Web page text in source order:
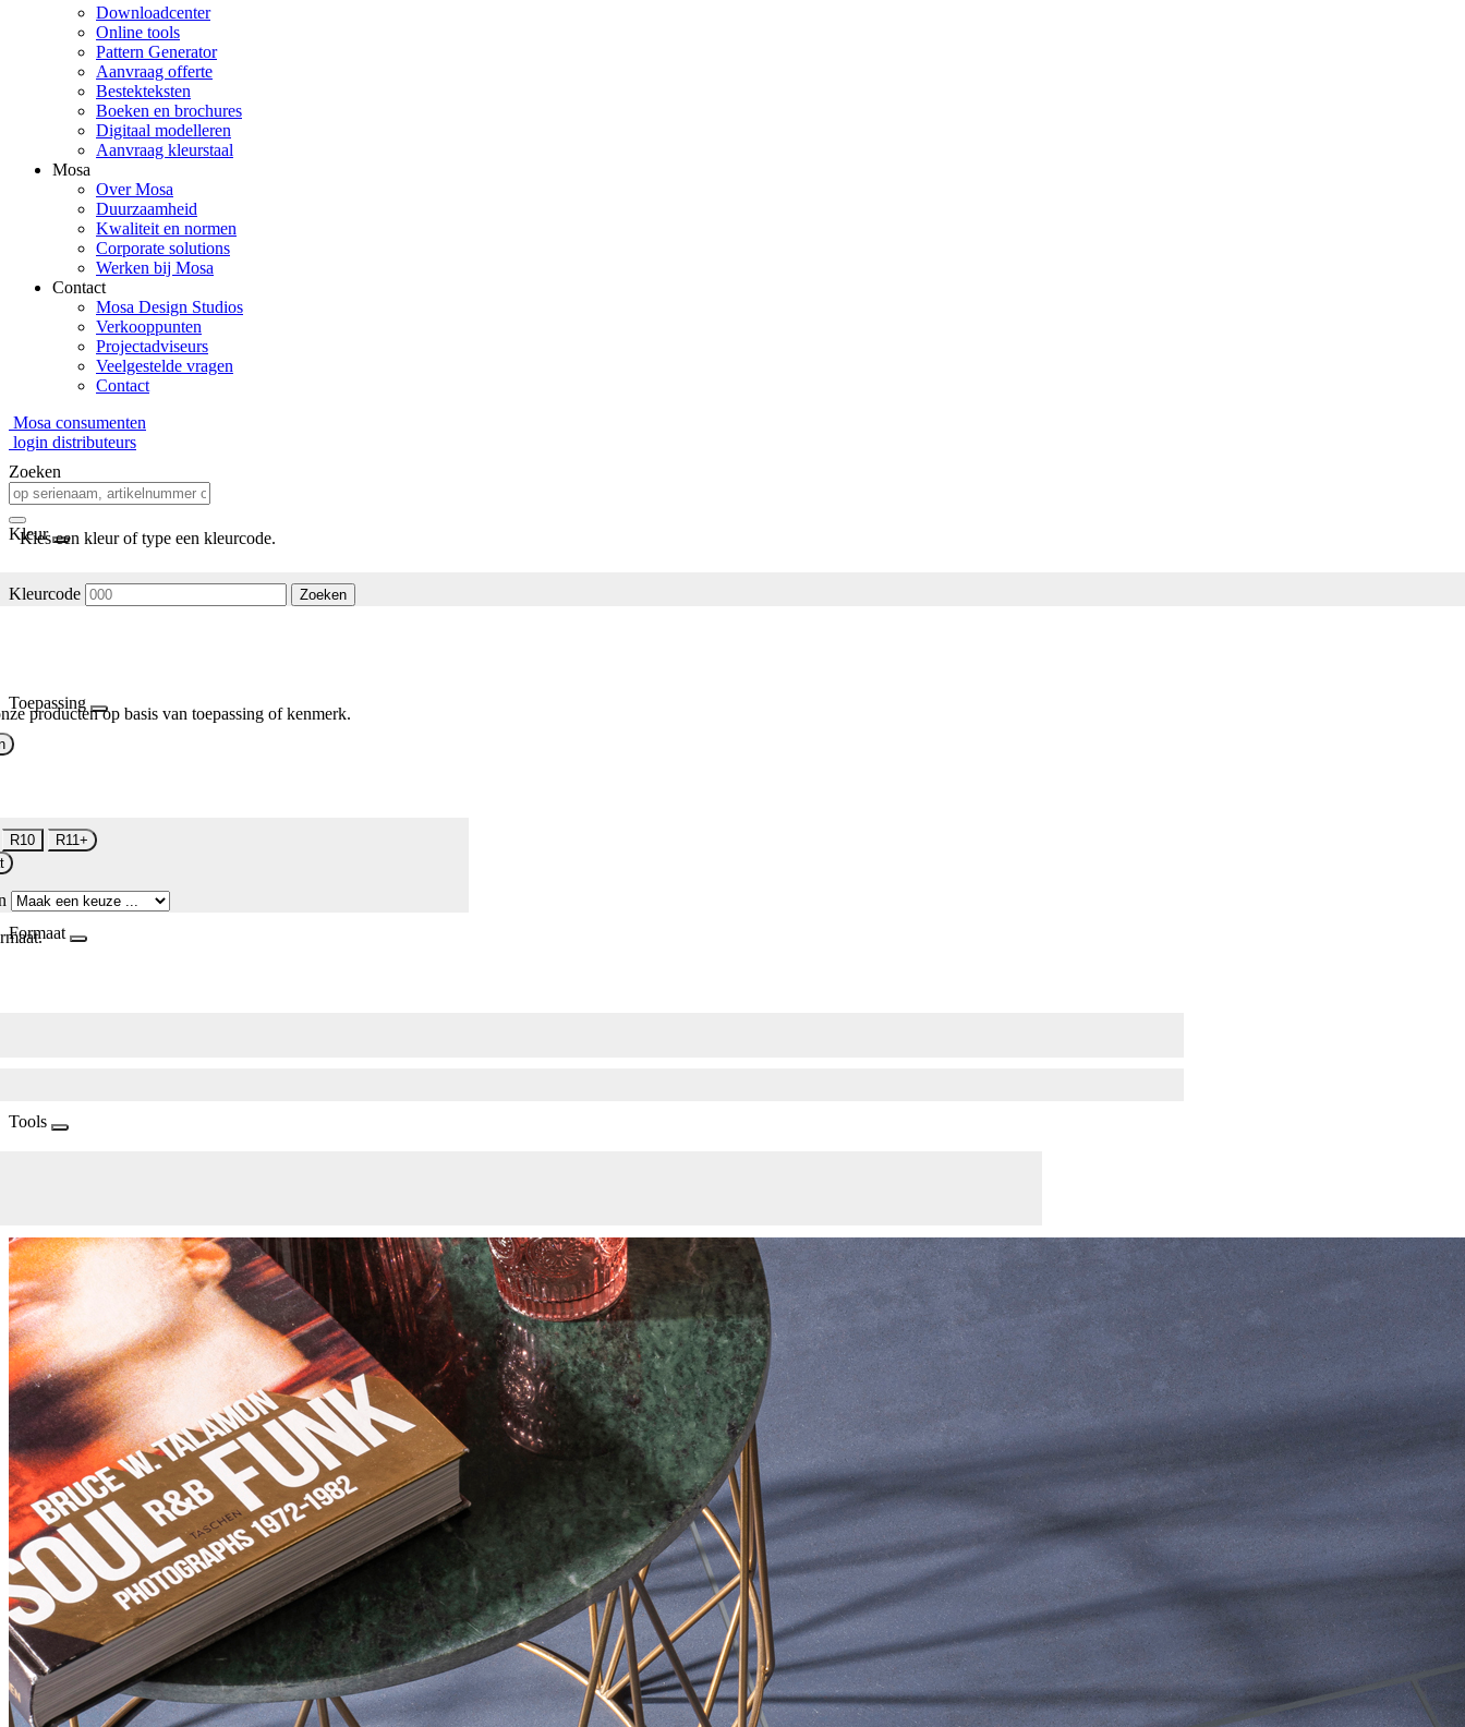
Downloadcenter
Online tools
Pattern Generator
Aanvraag offerte
Bestekteksten
Boeken en brochures
Digitaal modelleren
Aanvraag kleurstaal
Mosa
Over Mosa
Duurzaamheid
Kwaliteit en normen
Corporate solutions
Werken bij Mosa
Contact
Mosa Design Studios
Verkooppunten
Projectadviseurs
Veelgestelde vragen
Contact
Mosa consumenten
login distributeurs
Zoeken
Kleur
Kies een kleur of type een kleurcode.
Kleurcode Zoeken
Toepassing
producten op basis van toepassing of kenmerk.
R10
R11+
Formaat
Tools